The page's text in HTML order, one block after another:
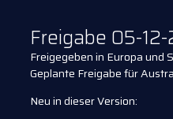
Freigabe 05-
Freigegeben in Europa und
Geplante Freigabe für
Neu in dieser Version: